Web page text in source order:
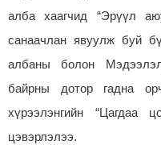
алба хаагчид “Эрүүл
санаачлан явуулж буй
албаны болон
байрны дотор гадна
хүрээлэнгийн “Цагдаа
цэвэрлэлээ.